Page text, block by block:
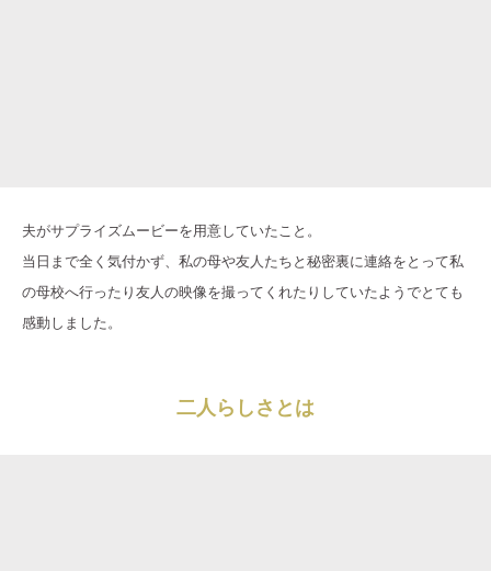
夫がサプライズムービーを用意していたこと。
当日まで全く気付かず、私の母や友人たちと秘密裏に連絡をとって私
の母校へ行ったり友人の映像を撮ってくれたりしていたようでとても
感動しました。
二人らしさとは